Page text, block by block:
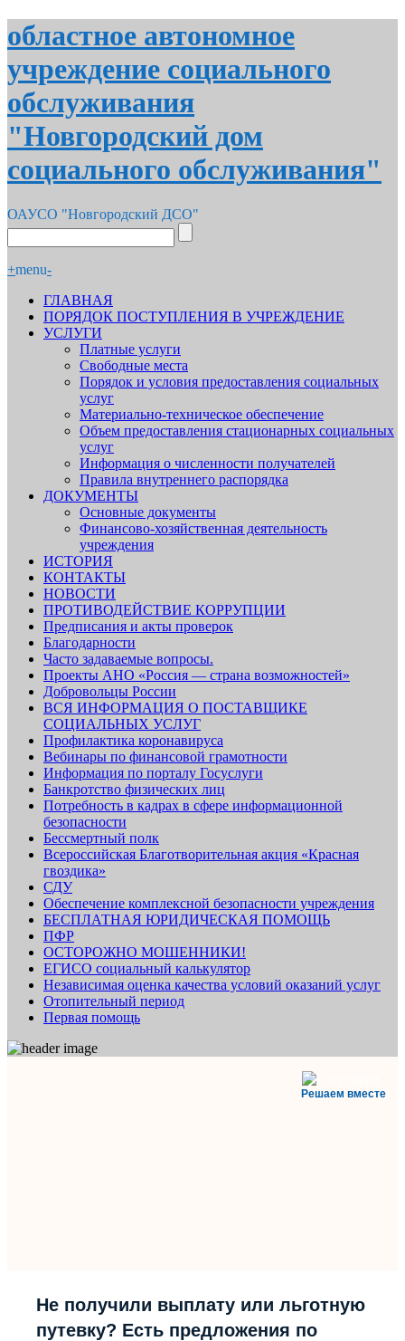
областное автономное
учреждение социального
обслуживания
"Новгородский дом
социального обслуживания"
ОАУСО "Новгородский ДСО"
+menu-
ГЛАВНАЯ
ПОРЯДОК ПОСТУПЛЕНИЯ В УЧРЕЖДЕНИЕ
УСЛУГИ
Платные услуги
Свободные места
Порядок и условия предоставления социальных
услуг
Материально-техническое обеспечение
Объем предоставления стационарных социальных
услуг
Информация о численности получателей
Правила внутреннего распорядка
ДОКУМЕНТЫ
Основные документы
Финансово-хозяйственная деятельность
учреждения
ИСТОРИЯ
КОНТАКТЫ
НОВОСТИ
ПРОТИВОДЕЙСТВИЕ КОРРУПЦИИ
Предписания и акты проверок
Благодарности
Часто задаваемые вопросы.
Проекты АНО «Россия — страна возможностей»
Добровольцы России
ВСЯ ИНФОРМАЦИЯ О ПОСТАВЩИКЕ
СОЦИАЛЬНЫХ УСЛУГ
Профилактика коронавируса
Вебинары по финансовой грамотности
Информация по порталу Госуслуги
Банкротство физических лиц
Потребность в кадрах в сфере информационной
безопасности
Бессмертный полк
Всероссийская Благотворительная акция «Красная
гвоздика»
СДУ
Обеспечение комплексной безопасности учреждения
БЕСПЛАТНАЯ ЮРИДИЧЕСКАЯ ПОМОЩЬ
ПФР
ОСТОРОЖНО МОШЕННИКИ!
ЕГИСО социальный калькулятор
Независимая оценка качества условий оказаний услуг
Отопительный период
Первая помощь
Решаем вместе
Не получили выплату или льготную
путевку? Есть предложения по